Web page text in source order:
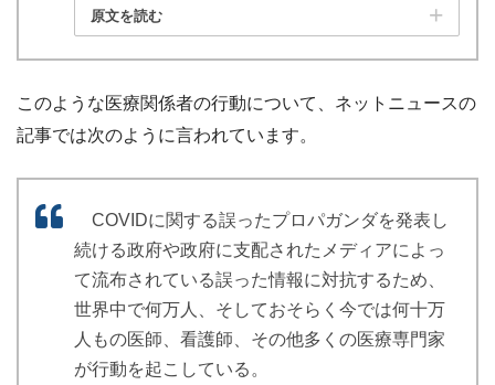
原文を読む
このような医療関係者の行動について、ネットニュースの
記事では次のように言われています。
COVIDに関する誤ったプロパガンダを発表し
続ける政府や政府に支配されたメディアによっ
て流布されている誤った情報に対抗するため、
世界中で何万人、そしておそらく今では何十万
人もの医師、看護師、その他多くの医療専門家
が行動を起こしている。